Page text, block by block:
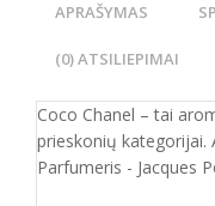
APRAŠYMAS
(0) ATSILIEPIMAI
Coco Chanel – tai
prieskonių kategorijai.
Parfumeris - Jacques